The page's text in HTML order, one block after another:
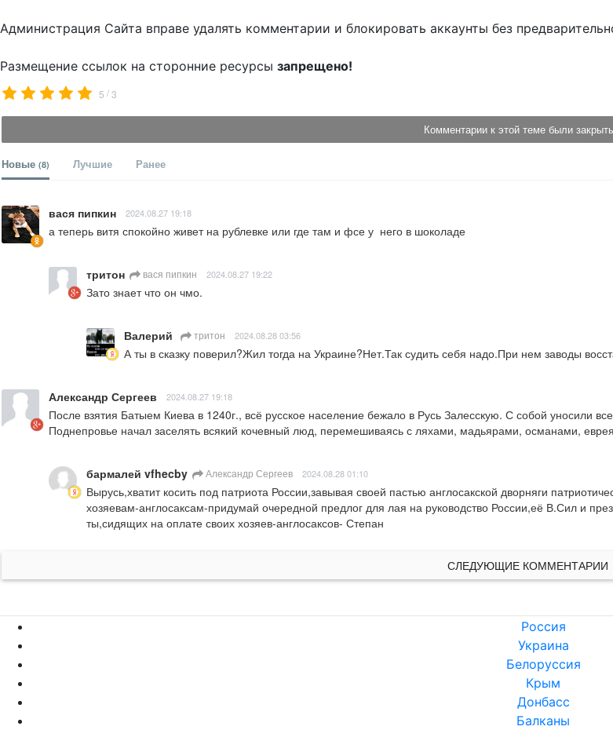
Администрация Сайта вправе удалять комментарии и блокировать аккаунты без
Размещение ссылок на сторонние ресурсы запрещено!
5 /3
Комментарии к этой теме были
Новые (8) Лучшие Ранее
вася пипкин 2024.08.27 19:18
а теперь витя спокойно живет на рублевке или где там и фсе у  него в шоколаде
тритон вася пипкин 2024.08.27 19:22
Зато знает что он чмо.
Валерий тритон 2024.08.28 03:56
А ты в сказку поверил?Жил тогда на Украине?Нет.Так судить себя надо.При нем заводы
Александр Сергеев 2024.08.27 19:18
После взятия Батыем Киева в 1240г., всё русское население бежало в Русь Залесскую. С собой уносили
Поднепровье начал заселять всякий кочевный люд, перемешиваясь с ляхами, мадьярами, османами,
бармалей vfhecby Александр Сергеев 2024.08.28 01:10
Вырусь,хватит косить под патриота России,завывая своей пастью англосакской дворняги
хозяевам-англосаксам-придумай очередной предлог для лая на руководство России,её В.Сил и
ты,сидящих на оплате своих хозяев-англосаксов- Степан
СЛЕДУЮЩИЕ КОММЕНТАРИИ
Россия
Украина
Белоруссия
Крым
Донбасс
Балканы